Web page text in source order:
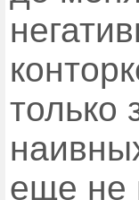
только
еще не